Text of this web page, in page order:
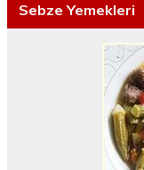
Sebze Yemekleri